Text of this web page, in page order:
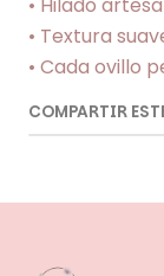
• Textura
• Cada ovillo
COMPARTIR